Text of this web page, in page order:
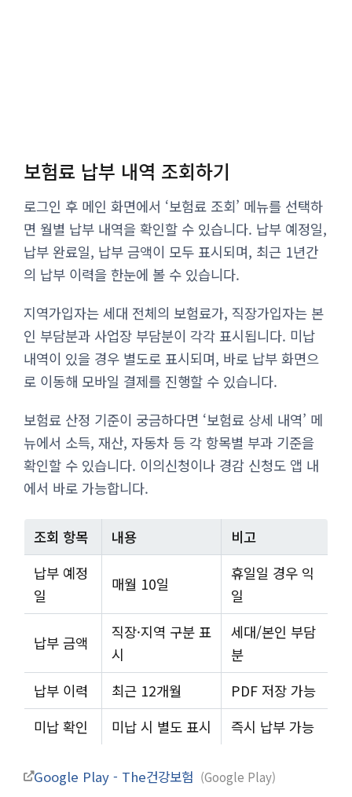
보험료 납부 내역 조회하기
로그인 후 메인 화면에서 ‘보험료 조회’ 메뉴를 선택하
면 월별 납부 내역을 확인할 수 있습니다. 납부 예정일,
납부 완료일, 납부 금액이 모두 표시되며, 최근 1년간
의 납부 이력을 한눈에 볼 수 있습니다.
지역가입자는 세대 전체의 보험료가, 직장가입자는 본
인 부담분과 사업장 부담분이 각각 표시됩니다. 미납
내역이 있을 경우 별도로 표시되며, 바로 납부 화면으
로 이동해 모바일 결제를 진행할 수 있습니다.
보험료 산정 기준이 궁금하다면 ‘보험료 상세 내역’ 메
뉴에서 소득, 재산, 자동차 등 각 항목별 부과 기준을
확인할 수 있습니다. 이의신청이나 경감 신청도 앱 내
에서 바로 가능합니다.
조회 항목 내용
비고
납부 예정
일
매월 10일
휴일일 경우 익
일
납부 금액
직장·지역 구분 표
시
세대/본인 부담
분
납부 이력
최근 12개월
PDF 저장 가능
미납 확인
미납 시 별도 표시 즉시 납부 가능
Google Play - The건강보험 Google Play